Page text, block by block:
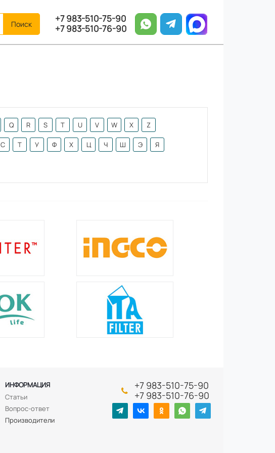
+7 983-510-75-90
+7 983-510-76-90
Q R S T U V W X Z
С Т У Ф Х Ц Ч Ш Э Я
ИНФОРМАЦИЯ
Статьи
Вопрос-ответ
Производители
+7 983-510-75-90
+7 983-510-76-90